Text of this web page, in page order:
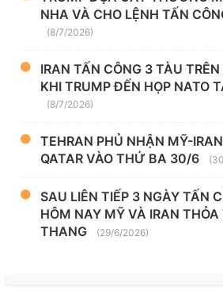
NHA VÀ CHO LỆNH TẤN
(8/7/2026)
IRAN TẤN CÔNG 3 TÀU
KHI TRUMP ĐẾN HỌP NATO
(8/7/2026)
TEHRAN PHỦ NHẬN MỸ-
QATAR VÀO THỨ BA 30/6
SAU LIÊN TIẾP 3 NGÀY TẤN
HÔM NAY MỸ VÀ IRAN
THANG
(29/6/2026)